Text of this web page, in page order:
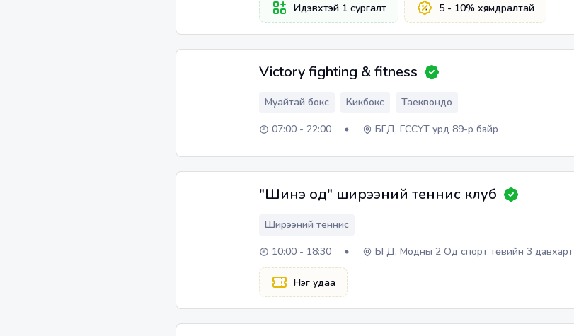
Идэвхтэй 1 сургалт 5 - 10% хямдралтай
Victory fighting & fitness
Муайтай бокс Кикбокс
Таеквондо
07:00 - 22:00
БГД, ГССҮТ урд 89-р байр
"Шинэ од" ширээний теннис клуб
Ширээний теннис
10:00 - 18:30
БГД, Модны 2 Од спорт төвийн 3 давхарт
Нэг удаа